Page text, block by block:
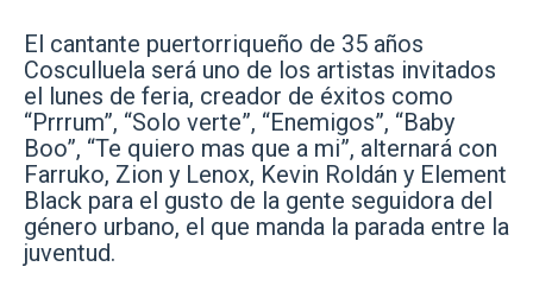
El cantante puertorriqueño de 35 años
Cosculluela será uno de los artistas invitados
el lunes de feria, creador de éxitos como
“Prrrum”, “Solo verte”, “Enemigos”, “Baby
Boo”, “Te quiero mas que a mi”, alternará con
Farruko, Zion y Lenox, Kevin Roldán y Element
Black para el gusto de la gente seguidora del
género urbano, el que manda la parada entre la
juventud.